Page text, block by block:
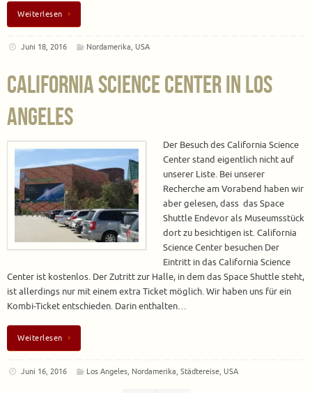
Weiterlesen
Juni 18, 2016 Nordamerika, USA
California Science Center in Los
Angeles
Der Besuch des California Science
Center stand eigentlich nicht auf
unserer Liste. Bei unserer
Recherche am Vorabend haben wir
aber gelesen, dass das Space
Shuttle Endevor als Museumsstück
dort zu besichtigen ist. California
Science Center besuchen Der
Eintritt in das California Science
Center ist kostenlos. Der Zutritt zur Halle, in dem das Space Shuttle steht,
ist allerdings nur mit einem extra Ticket möglich. Wir haben uns für ein
Kombi-Ticket entschieden. Darin enthalten…
Weiterlesen
Juni 16, 2016 Los Angeles Nordamerika ,Städtereise USA